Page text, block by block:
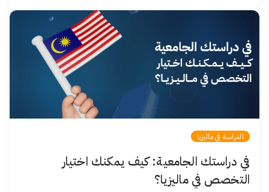
الدراسة في ماليزيا
في دراستك الجامعية: كيف يمكنك اختيار
التخصص في ماليزيا؟